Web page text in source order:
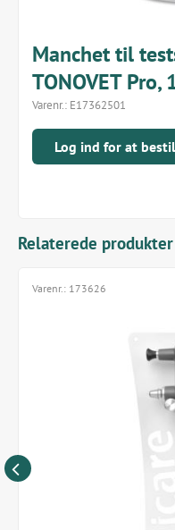
Manchet til
TONOVET
Varenr.: E17362501
Log ind for at
Relaterede produkter
Varenr.: 173626